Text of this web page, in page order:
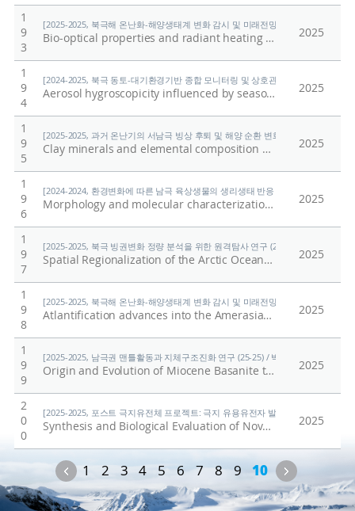
1
9
3
[2025-2025, 북극해 온난화-해양생태계 변화 감시 및 미래전망 연구 (25-25) / 양은
Bio-optical properties and radiant heating rates in the borderlands region of the Chukchi Sea: The roles of phytoplankton biomass and sea ice cover 2025
1
9
4
[2024-2025, 북극 동토-대기환경기반 종합 모니터링 및 상호관계 규명 (24-25) / 이
Aerosol hygroscopicity influenced by seasonal chemical composition variations in the Arctic region 2025
1
9
5
[2025-2025, 과거 온난기의 서남극 빙상 후퇴 및 해양 순환 변화 연구 (25-25) / 유
Clay minerals and elemental composition of smectites in the marine sediment from the southwest Ross Sea and implication for their provenance and sediment input changes after the last glacial period 2025
1
9
6
[2024-2024, 환경변화에 따른 남극 육상생물의 생리생태 반응 규명 (24-24) / 이형
Morphology and molecular characterization of a new Chloroidium (Trebouxiophyceae, Chlorophyta) species isolated from lichen in Antarctica 2025
1
9
7
[2025-2025, 북극 빙권변화 정량 분석을 위한 원격탐사 연구 (25-25) / 김현철]
Spatial Regionalization of the Arctic Ocean Based on Ocean Physical Property 2025
1
9
8
[2025-2025, 북극해 온난화-해양생태계 변화 감시 및 미래전망 연구 (25-25) / 양은
Atlantification advances into the Amerasian Basin of the Arctic Ocean 2025
1
9
9
[2025-2025, 남극권 맨틀활동과 지체구조진화 연구 (25-25) / 박숭현]
Origin and Evolution of Miocene Basanite to Comendite Lavas at the Mount Overlord Volcanic Field, Northern Victoria Land, Antarctica 2025
2
0
0
[2025-2025, 포스트 극지유전체 프로젝트: 극지 유용유전자 발굴을 위한 기능유전
Synthesis and Biological Evaluation of Novel Ramalin Derivatives as Multi-Target Agents for Alzheimer's Disease 2025
Previous
1 2 3 4 5 6 7 8 9 10